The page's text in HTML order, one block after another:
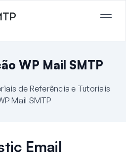
WP Mail SMTP
de Referência e Tutoriais
Mail SMTP
Email